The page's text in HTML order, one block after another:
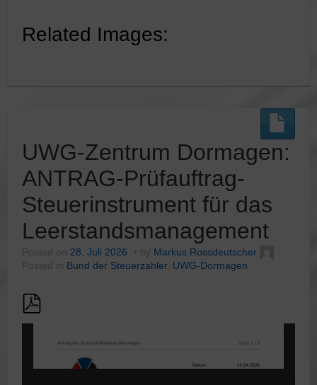
Related Images:
UWG-Zentrum Dormagen:
ANTRAG-Prüfauftrag-
Steuerinstrument für das
Leerstandsmanagement
28. Juli 2026
Markus Rossdeutscher
Bund der Steuerzahler, UWG-Dormagen